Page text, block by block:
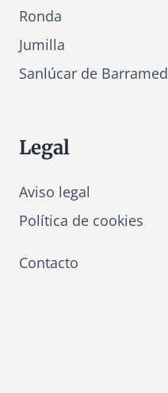
Ronda
Jumilla
Sanlúcar de
Legal
Aviso legal
Política de cookies
Contacto